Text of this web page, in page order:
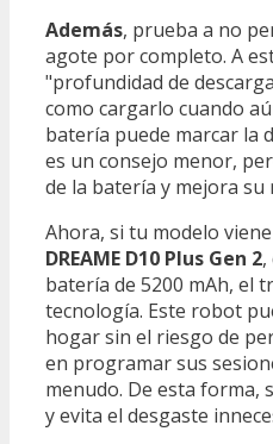
Además, prueba a no
agote por completo. A
"profundidad de
como cargarlo cuando
batería puede marcar la
es un consejo menor,
de la batería y mejora su
Ahora, si tu modelo
DREAME D10 Plus Gen 2
batería de 5200 mAh, el
tecnología. Este robot
hogar sin el riesgo de
en programar sus
menudo. De esta forma,
y evita el desgaste